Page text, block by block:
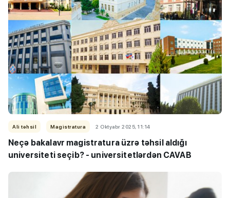
Ali təhsil Magistratura 2 Oktyabr 2025, 11:14
Neçə bakalavr magistratura üzrə təhsil aldığı
universiteti seçib? - universitetlərdən CAVAB